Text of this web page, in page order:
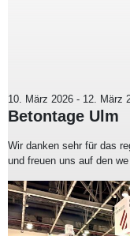
10. März 2026 - 12. März
Betontage Ulm
Wir danken sehr für das
und freuen uns auf den we